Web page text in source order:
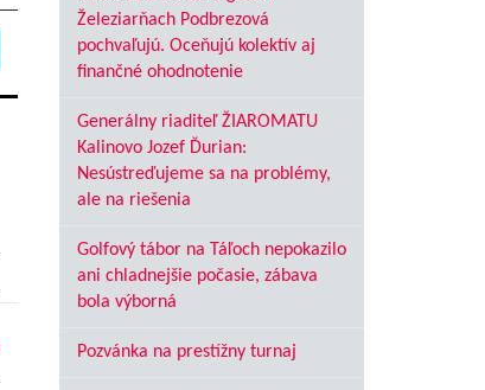
Železiarňach Podbrezová
pochvaľujú. Oceňujú kolektív aj
finančné ohodnotenie
Generálny riaditeľ ŽIAROMATU
Kalinovo Jozef Ďurian:
Nesústreďujeme sa na problémy,
ale na riešenia
Golfový tábor na Táľoch nepokazilo
ani chladnejšie počasie, zábava
bola výborná
Pozvánka na prestížny turnaj